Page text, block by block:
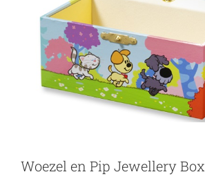
Woezel en Pip Jewellery Box